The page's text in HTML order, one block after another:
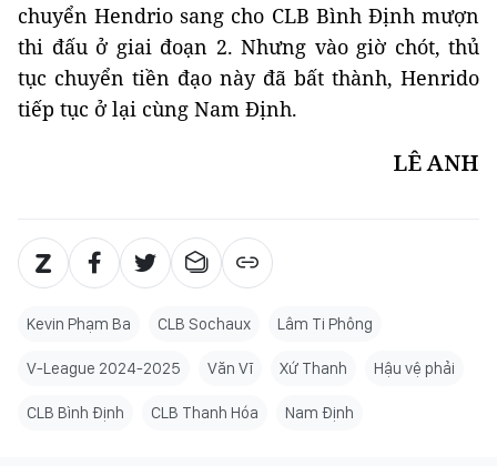
chuyển Hendrio sang cho CLB Bình Định mượn
thi đấu ở giai đoạn 2. Nhưng vào giờ chót, thủ
tục chuyển tiền đạo này đã bất thành, Henrido
tiếp tục ở lại cùng Nam Định.
LÊ ANH
Kevin Phạm Ba CLB Sochaux Lâm Ti Phông
V-League 2024-2025 Văn Vĩ Xứ Thanh Hậu vệ phải
CLB Bình Định CLB Thanh Hóa Nam Định